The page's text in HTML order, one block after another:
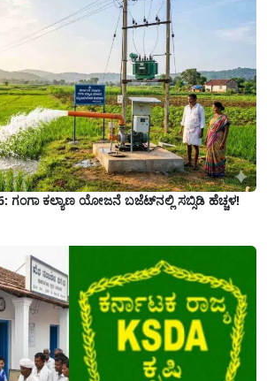
ಗಂಗಾ ಕಲ್ಯಾಣ ಯೋಜನೆ ಬಜೆಟ್‌ನಲ್ಲಿ ಸಬ್ಸಿಡಿ ಹೆಚ್ಚಳ!